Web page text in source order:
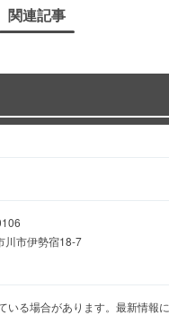
関連記事
川市伊勢宿18-7
いる場合があります。最新情報